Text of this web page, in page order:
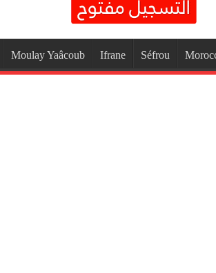
Moulay Yaâcoub Ifrane Séfrou